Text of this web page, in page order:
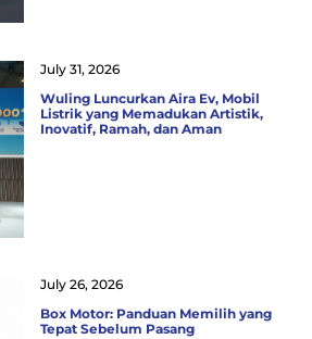
Wuling Luncurkan Aira Ev, Mobil
Listrik yang Memadukan Artistik,
Inovatif, Ramah, dan Aman
July 31, 2026
Box Motor: Panduan Memilih yang
Tepat Sebelum Pasang
July 26, 2026